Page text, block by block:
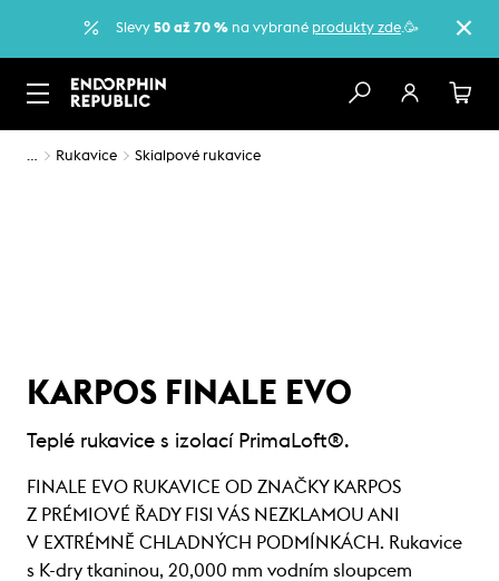
Slevy 50 až 70 % na vybrané produkty zde.🥳
… Rukavice Skialpové rukavice
KARPOS FINALE EVO
Teplé rukavice s izolací PrimaLoft®.
FINALE EVO RUKAVICE OD ZNAČKY KARPOS
Z PRÉMIOVÉ ŘADY FISI VÁS NEZKLAMOU ANI
V EXTRÉMNĚ CHLADNÝCH PODMÍNKÁCH. Rukavice
s K-dry tkaninou, 20,000 mm vodním sloupcem